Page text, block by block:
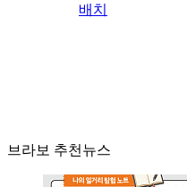
배치
브라보 추천뉴스